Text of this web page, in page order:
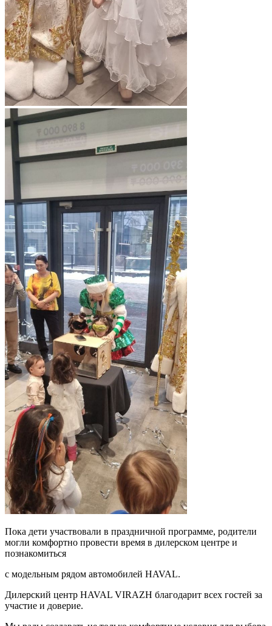
Пока дети участвовали в праздничной программе, родители
могли комфортно провести время в дилерском центре и
познакомиться
с модельным рядом автомобилей HAVAL.
Дилерский центр HAVAL VIRAZH благодарит всех гостей за
участие и доверие.